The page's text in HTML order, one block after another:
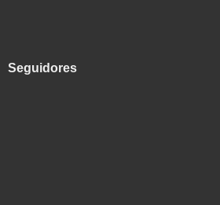
Seguidores